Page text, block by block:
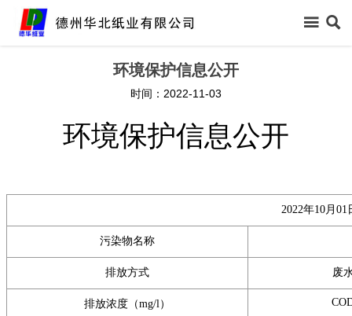
 
环境保护信息公开
时间：2022-11-03
环境保护信息公开
2022年10月01
污染物名称
排放方式 废
排放浓度（mg/l）
新闻中心
 领导关怀
生产保障